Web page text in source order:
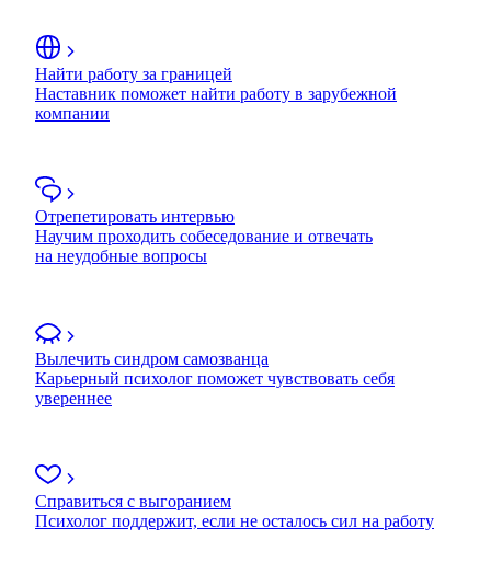
Найти работу за границей
Наставник поможет найти работу в зарубежной
компании
Отрепетировать интервью
Научим проходить собеседование и отвечать
на неудобные вопросы
Вылечить синдром самозванца
Карьерный психолог поможет чувствовать себя
увереннее
Справиться с выгоранием
Психолог поддержит, если не осталось сил на работу